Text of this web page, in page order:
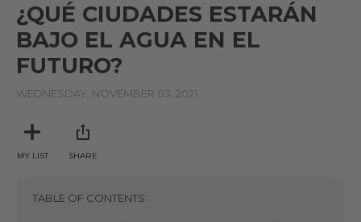
¿QUÉ CIUDADES ESTARÁN
BAJO EL AGUA EN EL
FUTURO?
WEDNESDAY, NOVEMBER 03, 2021
MY LIST SHARE
TABLE OF CONTENTS